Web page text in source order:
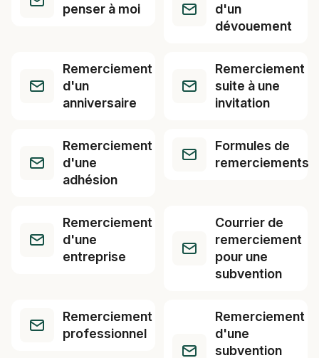
penser à moi
d'un
dévouement
Remerciement
d'un
anniversaire
Remerciement
suite à une
invitation
Remerciement
d'une
adhésion
Formules de
remerciements
Remerciement
d'une
entreprise
Courrier de
remerciement
pour une
subvention
Remerciement
professionnel
Remerciement
d'une
subvention